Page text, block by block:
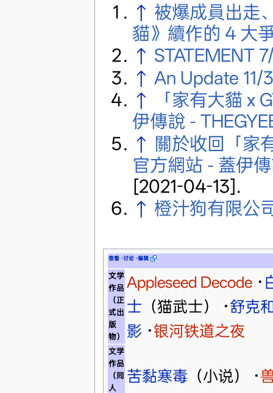
↑ 被爆成員出走
貓》續作的 4 大
↑ STATEMENT
↑ An Update 11/
↑
「家有大貓 x
伊傳說 -
↑ 關於收回「家
官方網站 - 蓋伊
[2021-04-13].
↑ 橙汁狗有限公
查看·讨论·编辑
文学
作品
（正
式出
版
物）
Appleseed Decode·
士 （猫武士） ·舒克
影 ·银河铁道之夜
文学
作品
（同
人
苦黏寒毒 （小说） ·